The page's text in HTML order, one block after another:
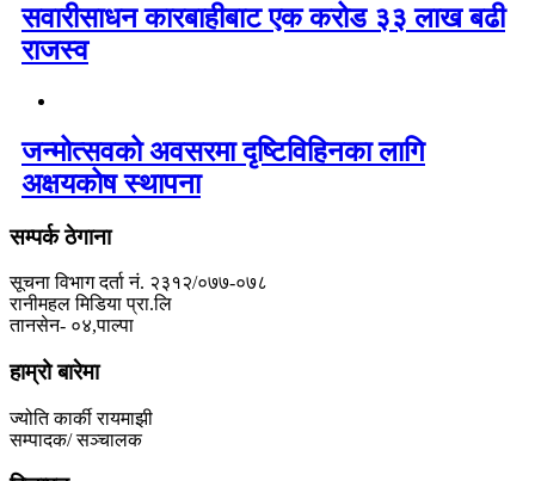
सवारीसाधन कारबाहीबाट एक करोड ३३ लाख बढी
राजस्व
जन्मोत्सवको अवसरमा दृष्टिविहिनका लागि
अक्षयकोष स्थापना
सम्पर्क ठेगाना
सूचना विभाग दर्ता नं. २३१२/०७७-०७८
रानीमहल मिडिया प्रा.लि
तानसेन- ०४,पाल्पा
हाम्रो बारेमा
ज्योति कार्की रायमाझी
सम्पादक/ सञ्चालक